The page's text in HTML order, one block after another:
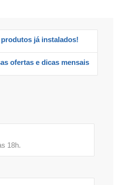
já instalados!
ofertas e dicas mensais
18h.